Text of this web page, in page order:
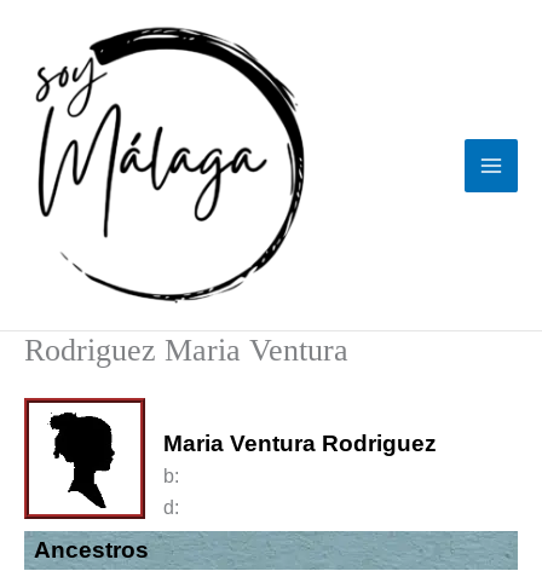
contenido
Rodriguez Maria Ventura
Maria Ventura Rodriguez
b:
d:
Ancestros